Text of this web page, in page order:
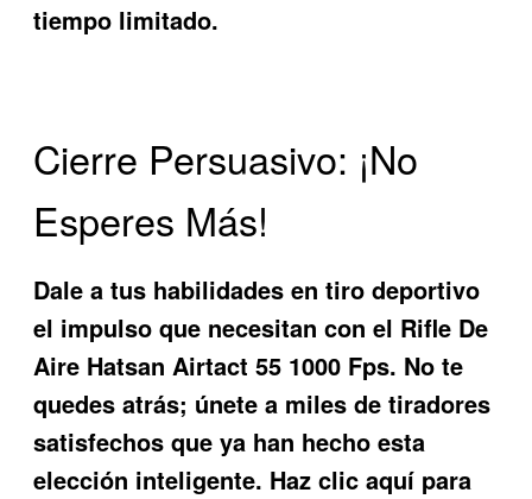
tiempo limitado.
Cierre Persuasivo: ¡No
Esperes Más!
Dale a tus habilidades en tiro deportivo
el impulso que necesitan con el Rifle De
Aire Hatsan Airtact 55 1000 Fps. No te
quedes atrás; únete a miles de tiradores
satisfechos que ya han hecho esta
elección inteligente. Haz clic aquí para